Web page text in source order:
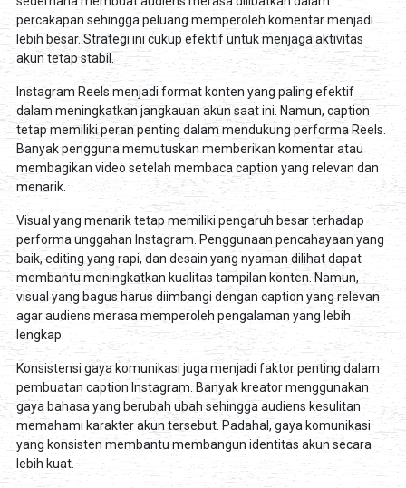
percakapan sehingga peluang memperoleh komentar menjadi
lebih besar. Strategi ini cukup efektif untuk menjaga aktivitas
akun tetap stabil.
Instagram Reels menjadi format konten yang paling efektif
dalam meningkatkan jangkauan akun saat ini. Namun, caption
tetap memiliki peran penting dalam mendukung performa Reels.
Banyak pengguna memutuskan memberikan komentar atau
membagikan video setelah membaca caption yang relevan dan
menarik.
Visual yang menarik tetap memiliki pengaruh besar terhadap
performa unggahan Instagram. Penggunaan pencahayaan yang
baik, editing yang rapi, dan desain yang nyaman dilihat dapat
membantu meningkatkan kualitas tampilan konten. Namun,
visual yang bagus harus diimbangi dengan caption yang relevan
agar audiens merasa memperoleh pengalaman yang lebih
lengkap.
Konsistensi gaya komunikasi juga menjadi faktor penting dalam
pembuatan caption Instagram. Banyak kreator menggunakan
gaya bahasa yang berubah ubah sehingga audiens kesulitan
memahami karakter akun tersebut. Padahal, gaya komunikasi
yang konsisten membantu membangun identitas akun secara
lebih kuat.